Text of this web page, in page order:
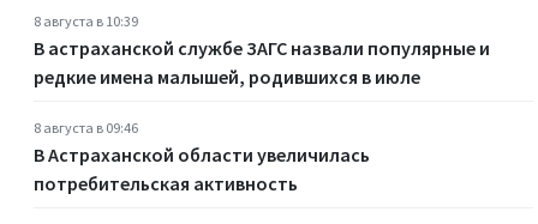
8 августа в 10:39
В астраханской службе ЗАГС назвали популярные и
редкие имена малышей, родившихся в июле
8 августа в 09:46
В Астраханской области увеличилась
потребительская активность